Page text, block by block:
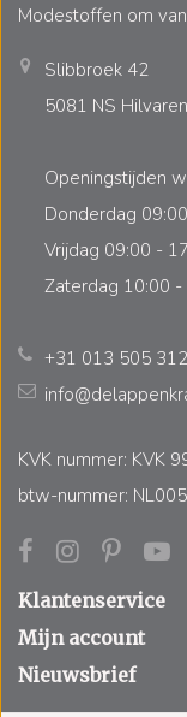
Modestoffen om
Slibbroek 42
5081 NS
Openingstijden
Donderdag
Vrijdag 09:00 -
Zaterdag 10:00 -
+31 013 505
KVK nummer: KVK
btw-nummer:
Klantenservice
Mijn account
Nieuwsbrief